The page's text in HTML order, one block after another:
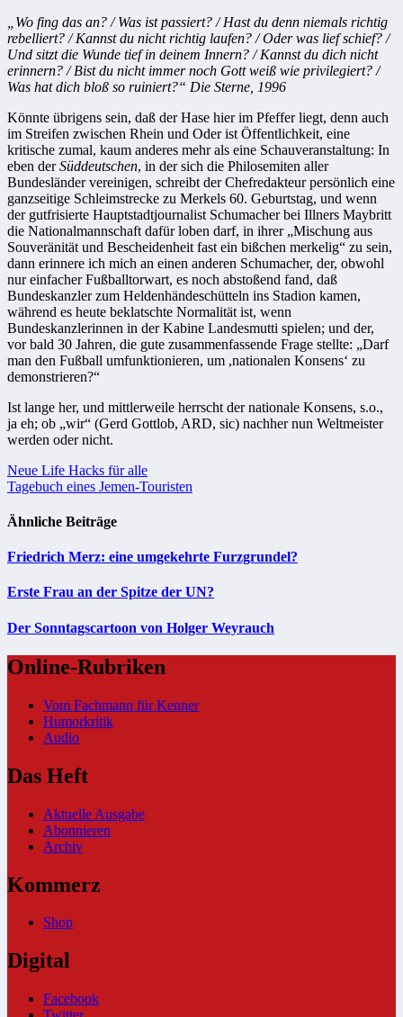
„Wo fing das an? / Was ist passiert? / Hast du denn niemals richtig
rebelliert? / Kannst du nicht richtig laufen? / Oder was lief schief? /
Und sitzt die Wunde tief in deinem Innern? / Kannst du dich nicht
erinnern? / Bist du nicht immer noch Gott weiß wie privilegiert? /
Was hat dich bloß so ruiniert?“ Die Sterne, 1996
Könnte übrigens sein, daß der Hase hier im Pfeffer liegt, denn auch
im Streifen zwischen Rhein und Oder ist Öffentlichkeit, eine
kritische zumal, kaum anderes mehr als eine Schauveranstaltung: In
eben derSüddeutschen, in der sich die Philosemiten aller
Bundesländer vereinigen, schreibt der Chefredakteur persönlich eine
ganzseitige Schleimstrecke zu Merkels 60. Geburtstag, und wenn
der gutfrisierte Hauptstadtjournalist Schumacher bei Illners Maybritt
die Nationalmannschaft dafür loben darf, in ihrer „Mischung aus
Souveränität und Bescheidenheit fast ein bißchen merkelig“ zu sein,
dann erinnere ich mich an einen anderen Schumacher, der, obwohl
nur einfacher Fußballtorwart, es noch abstoßend fand, daß
Bundeskanzler zum Heldenhändeschütteln ins Stadion kamen,
während es heute beklatschte Normalität ist, wenn
Bundeskanzlerinnen in der Kabine Landesmutti spielen; und der,
vor bald 30 Jahren, die gute zusammenfassende Frage stellte: „Darf
man den Fußball umfunktionieren, um ,nationalen Konsens‘ zu
demonstrieren?“
Ist lange her, und mittlerweile herrscht der nationale Konsens, s.o.,
ja eh; ob „wir“ (Gerd Gottlob, ARD, sic) nachher nun Weltmeister
werden oder nicht.
Beitragsnavigation
Neue Life Hacks für alle
Tagebuch eines Jemen-Touristen
Ähnliche Beiträge
Friedrich Merz: eine umgekehrte Furzgrundel?
Erste Frau an der Spitze der UN?
Der Sonntagscartoon von Holger Weyrauch
Online-Rubriken
Vom Fachmann für Kenner
Humorkritik
Audio
Das Heft
Aktuelle Ausgabe
Abonnieren
Archiv
Kommerz
Shop
Digital
Facebook